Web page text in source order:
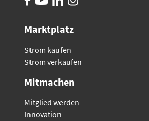
Marktplatz
Strom kaufen
Strom verkaufen
Mitmachen
Mitglied werden
Innovation